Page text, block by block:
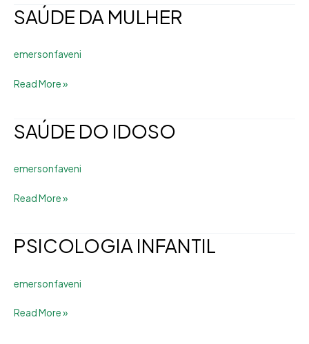
SAÚDE DA MULHER
emersonfaveni
SAÚDE
Read More »
SAÚDE DO IDOSO
emersonfaveni
SAÚDE
Read More »
PSICOLOGIA INFANTIL
emersonfaveni
PSICOLOGIA
Read More »